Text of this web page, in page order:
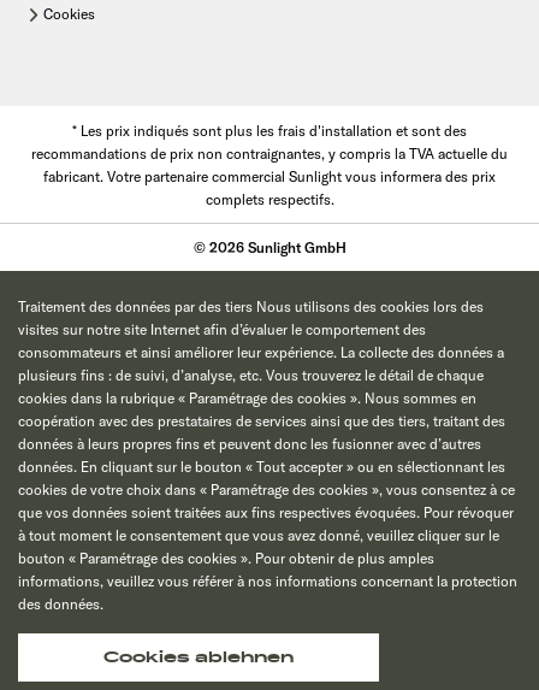
Cookies
* Les prix indiqués sont plus les frais d'installation et sont des
recommandations de prix non contraignantes, y compris la TVA actuelle du
fabricant. Votre partenaire commercial Sunlight vous informera des prix
complets respectifs.
© 2026 Sunlight GmbH
Traitement des données par des tiers Nous utilisons des cookies lors des
visites sur notre site Internet afin d’évaluer le comportement des
consommateurs et ainsi améliorer leur expérience. La collecte des données a
plusieurs fins : de suivi, d’analyse, etc. Vous trouverez le détail de chaque
cookies dans la rubrique « Paramétrage des cookies ». Nous sommes en
coopération avec des prestataires de services ainsi que des tiers, traitant des
données à leurs propres fins et peuvent donc les fusionner avec d’autres
données. En cliquant sur le bouton « Tout accepter » ou en sélectionnant les
cookies de votre choix dans « Paramétrage des cookies », vous consentez à ce
que vos données soient traitées aux fins respectives évoquées. Pour révoquer
à tout moment le consentement que vous avez donné, veuillez cliquer sur le
bouton « Paramétrage des cookies ». Pour obtenir de plus amples
informations, veuillez vous référer à nos informations concernant la protection
des données.
Cookies ablehnen